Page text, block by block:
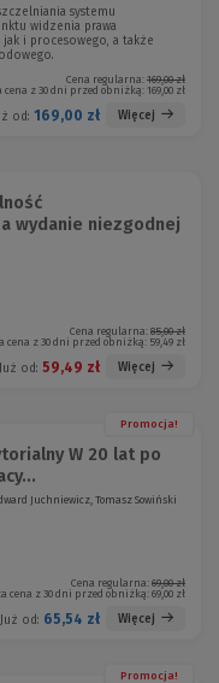
systemu
widzenia prawa
i procesowego, a także
Cena regularna: 169,00 zł
cena z 30 dni przed obniżką:169,00 zł
od: 169,00 zł Więcej
wydanie niezgodnej
Cena regularna: 85,00 zł
cena z 30 dni przed obniżką: 59,49 zł
Już od: 59,49 zł Więcej
Promocja!
W 20 lat po
Juchniewicz, Tomasz Sowiński
Cena regularna: 69,00 zł
cena z 30 dni przed obniżką:69,00 zł
Już od: 65,54 zł Więcej
Promocja!